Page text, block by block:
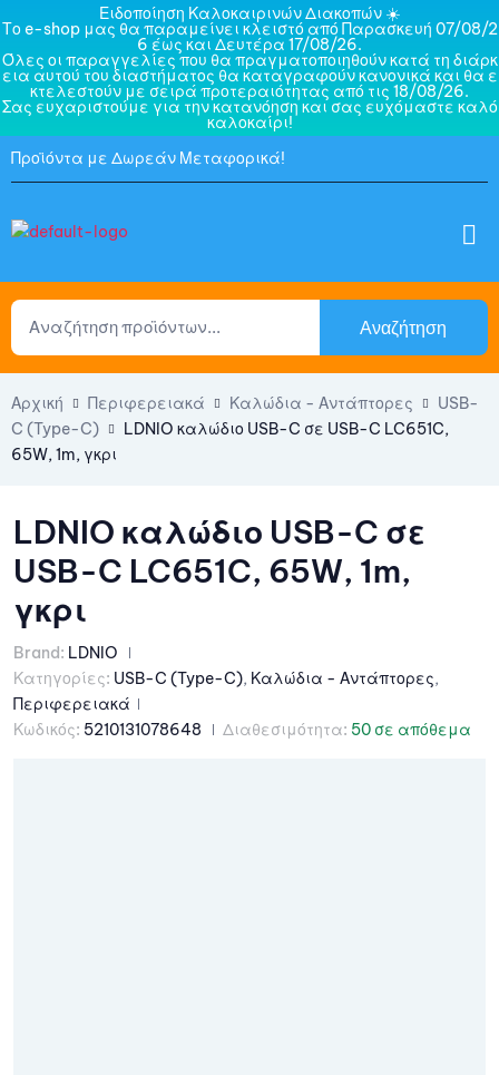
Ειδοποίηση Καλοκαιρινών Διακοπών ☀️
Το e-shop μας θα παραμείνει κλειστό από Παρασκευή 07/08/2
6 έως και Δευτέρα 17/08/26.
Όλες οι παραγγελίες που θα πραγματοποιηθούν κατά τη διάρκ
εια αυτού του διαστήματος θα καταγραφούν κανονικά και θα ε
κτελεστούν με σειρά προτεραιότητας από τις 18/08/26.
Σας ευχαριστούμε για την κατανόηση και σας ευχόμαστε καλό
καλοκαίρι!
Προϊόντα με Δωρεάν Μεταφορικά!
Αναζήτηση
Αρχική Περιφερειακά Καλώδια - Αντάπτορες
USB-
C (Type-C)
LDNIO καλώδιο USB-C σε USB-C LC651C,
65W, 1m, γκρι
LDNIO καλώδιο USB-C σε
USB-C LC651C, 65W, 1m,
γκρι
Brand: LDNIO
Κατηγορίες: USB-C (Type-C), Καλώδια - Αντάπτορες,
Περιφερειακά
Κωδικός: 5210131078648 Διαθεσιμότητα: 50 σε απόθεμα